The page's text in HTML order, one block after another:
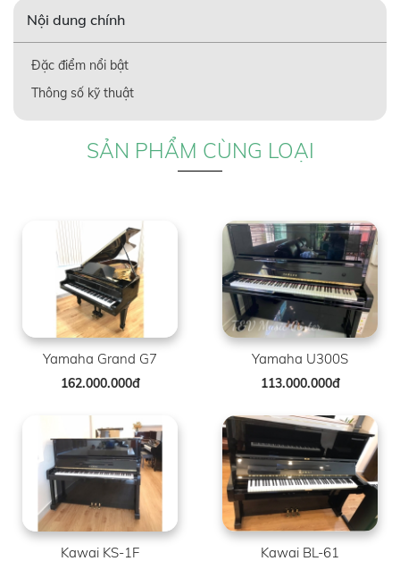
Nội dung chính
Đặc điểm nổi bật
Thông số kỹ thuật
SẢN PHẨM CÙNG LOẠI
Yamaha Grand G7
162.000.000đ
Yamaha U300S
113.000.000đ
Kawai KS-1F Kawai BL-61